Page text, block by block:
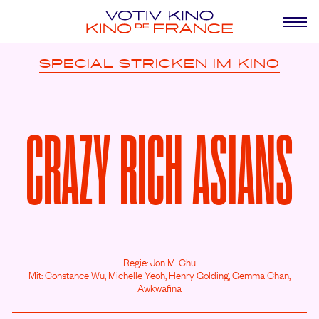
SPECIAL STRICKEN IM KINO
CRAZY RICH ASIANS
Regie: Jon M. Chu
Mit: Constance Wu, Michelle Yeoh, Henry Golding, Gemma Chan,
Awkwafina